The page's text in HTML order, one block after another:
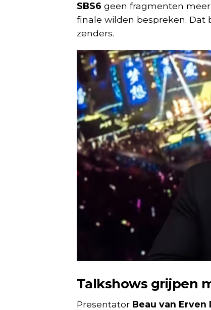
SBS6 geen fragmenten
finale wilden bespreken.
zenders.
Talkshows grijpen
Presentator Beau van Erven